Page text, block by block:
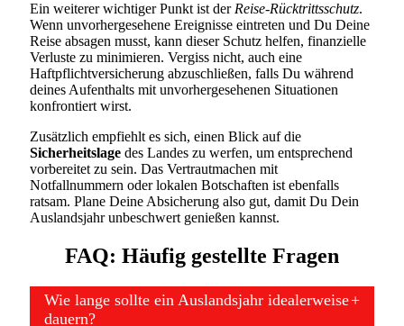
Ein weiterer wichtiger Punkt ist der Reise-Rücktrittsschutz.
Wenn unvorhergesehene Ereignisse eintreten und Du Deine
Reise absagen musst, kann dieser Schutz helfen, finanzielle
Verluste zu minimieren. Vergiss nicht, auch eine
Haftpflichtversicherung abzuschließen, falls Du während
deines Aufenthalts mit unvorhergesehenen Situationen
konfrontiert wirst.
Zusätzlich empfiehlt es sich, einen Blick auf die
Sicherheitslage des Landes zu werfen, um entsprechend
vorbereitet zu sein. Das Vertrautmachen mit
Notfallnummern oder lokalen Botschaften ist ebenfalls
ratsam. Plane Deine Absicherung also gut, damit Du Dein
Auslandsjahr unbeschwert genießen kannst.
FAQ: Häufig gestellte Fragen
Wie lange sollte ein Auslandsjahr idealerweise
dauern?